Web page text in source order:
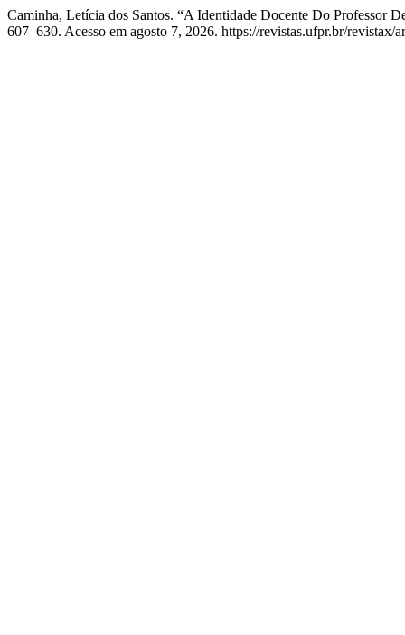
Caminha, Letícia dos Santos. “A Identidade Docente Do Professor
607–630. Acesso em agosto 7, 2026. https://revistas.ufpr.br/revistax/